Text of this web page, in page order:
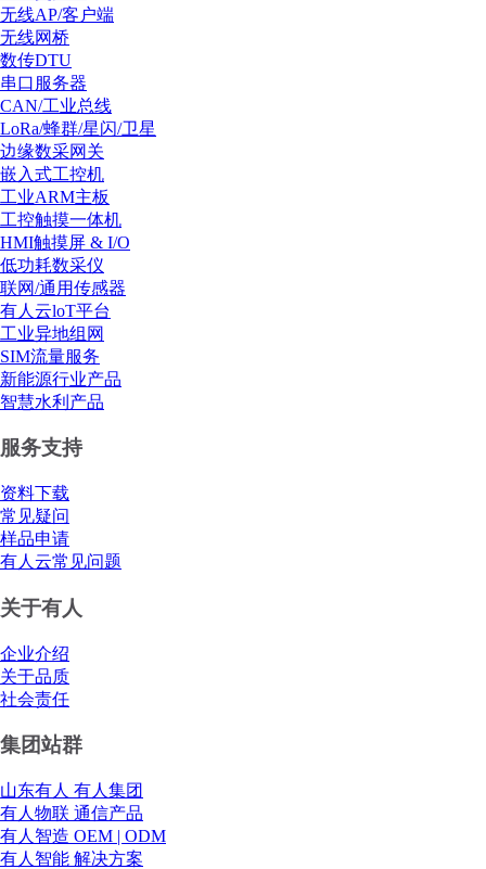
无线AP/客户端
无线网桥
数传DTU
串口服务器
CAN/工业总线
LoRa/蜂群/星闪/卫星
边缘数采网关
嵌入式工控机
工业ARM主板
工控触摸一体机
HMI触摸屏 & I/O
低功耗数采仪
联网/通用传感器
有人云loT平台
工业异地组网
SIM流量服务
新能源行业产品
智慧水利产品
服务支持
资料下载
常见疑问
样品申请
有人云常见问题
关于有人
企业介绍
关于品质
社会责任
集团站群
山东有人 有人集团
有人物联 通信产品
有人智造 OEM | ODM
有人智能 解决方案